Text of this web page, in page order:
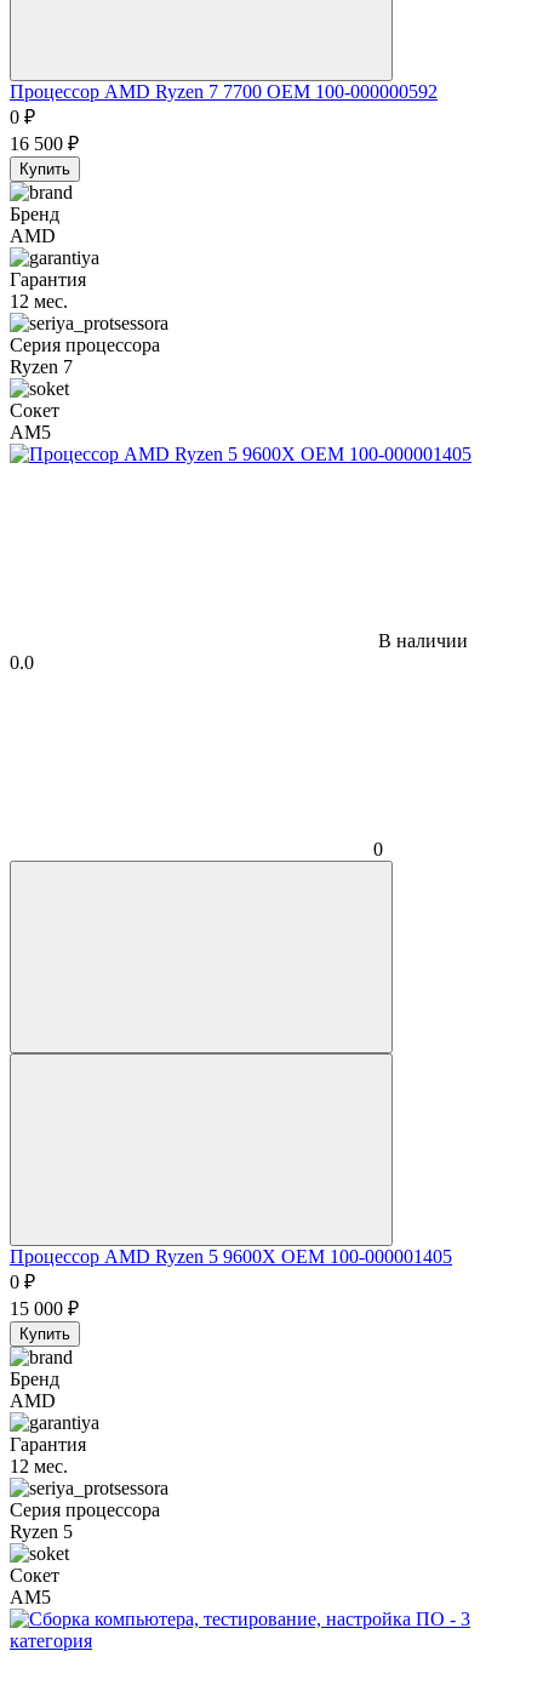
Процессор AMD Ryzen 7 7700 OEM 100-000000592
0 ₽
16 500 ₽
Купить
Бренд
AMD
Гарантия
12 мес.
Серия процессора
Ryzen 7
Сокет
AM5
В наличии
0.0
0
Процессор AMD Ryzen 5 9600X OEM 100-000001405
0 ₽
15 000 ₽
Купить
Бренд
AMD
Гарантия
12 мес.
Серия процессора
Ryzen 5
Сокет
AM5